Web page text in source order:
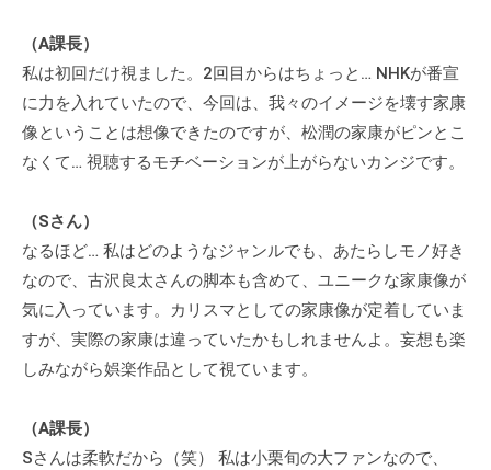
ィ
ブ
コ
ー
チ
の
提
供
を
行
な
て
い
（A課長）
私は初回だけ視ました。2回目からはちょっと… NHKが番宣
に力を入れていたので、今回は、我々のイメージを壊す家康
像ということは想像できたのですが、松潤の家康がピンとこ
なくて… 視聴するモチベーションが上がらないカンジです。
（Sさん）
なるほど… 私はどのようなジャンルでも、あたらしモノ好き
なので、古沢良太さんの脚本も含めて、ユニークな家康像が
気に入っています。カリスマとしての家康像が定着していま
すが、実際の家康は違っていたかもしれませんよ。妄想も楽
しみながら娯楽作品として視ています。
（A課長）
Sさんは柔軟だから（笑） 私は小栗旬の大ファンなので、